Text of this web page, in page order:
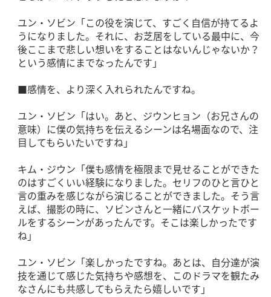
ユン・ソビン「この役を演じて、すごく自信が持てるよ
うになりました。それに、お芝居をしている最中に、今
後ここまで悲しい想いをすることはないんじゃないか？
という感情にまでなったんです」
■感情を、より深く入れられたんですね。
ユン・ソビン「はい。あと、ジウンヒョン（お兄さんの
意味）に僕の気持ちを伝えるシーンは名場面なので、注
目してもらいたいですね」
キム・ジウン「僕も感情を極限まで見せることができた
のはすごくいい経験になりました。セリフのひと言ひと
言の重みを感じながら演じることができました。そう言
えば、撮影の時に、ソビンさんと一緒にバスケットボー
ルをするシーンがあったんです。そこは楽しかったです
ね」
ユン・ソビン「楽しかったですね。あとは、自分達が演
技を通じて感じた気持ちや感想を、このドラマを観たみ
なさんにも共感してもらえたら嬉しいです」